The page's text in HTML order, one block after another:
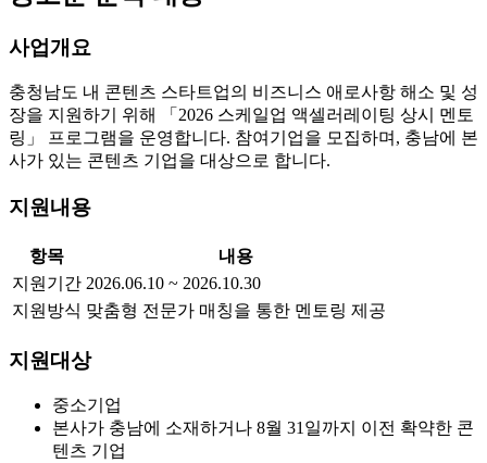
사업개요
충청남도 내 콘텐츠 스타트업의 비즈니스 애로사항 해소 및 성
장을 지원하기 위해 「2026 스케일업 액셀러레이팅 상시 멘토
링」 프로그램을 운영합니다. 참여기업을 모집하며, 충남에 본
사가 있는 콘텐츠 기업을 대상으로 합니다.
지원내용
항목
내용
지원기간 2026.06.10 ~ 2026.10.30
지원방식 맞춤형 전문가 매칭을 통한 멘토링 제공
지원대상
중소기업
본사가 충남에 소재하거나 8월 31일까지 이전 확약한 콘
텐츠 기업